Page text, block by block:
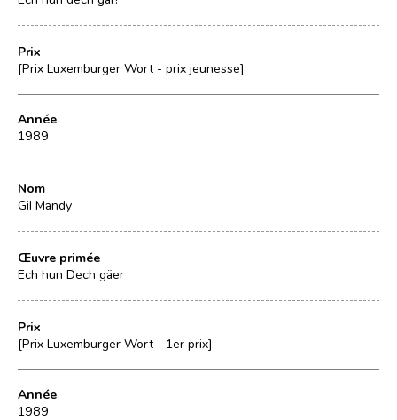
Prix
[Prix Luxemburger Wort - prix jeunesse]
Année
1989
Nom
Gil Mandy
Œuvre primée
Ech hun Dech gäer
Prix
[Prix Luxemburger Wort - 1er prix]
Année
1989